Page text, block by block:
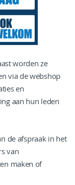
worden ze
via de webshop
en
aan hun leden
de afspraak in het
van
maken of